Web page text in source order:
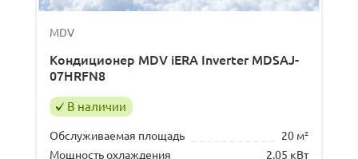
MDV
Кондиционер MDV iERA Inverter MDSAJ-
07HRFN8
В наличии
Обслуживаемая площадь
20 м²
Мощность охлаждения
2.05 кВт